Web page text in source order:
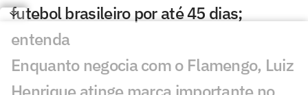
futebol brasileiro por até 45 dias;
entenda
Enquanto negocia com o Flamengo, Luiz